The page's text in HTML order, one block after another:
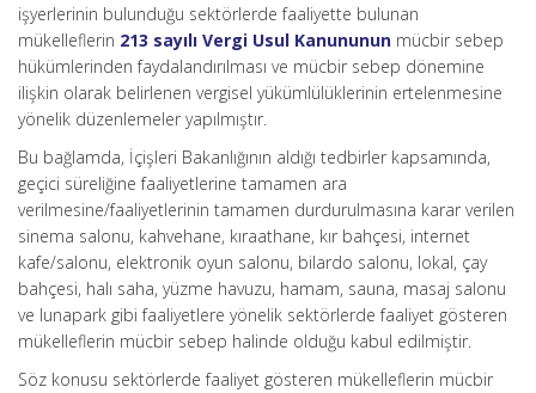
işyerlerinin bulunduğu sektörlerde faaliyette bulunan
mükelleflerin 213 sayılı Vergi Usul Kanununun mücbir sebep
hükümlerinden faydalandırılması ve mücbir sebep dönemine
ilişkin olarak belirlenen vergisel yükümlülüklerinin ertelenmesine
yönelik düzenlemeler yapılmıştır.
Bu bağlamda, İçişleri Bakanlığının aldığı tedbirler kapsamında,
geçici süreliğine faaliyetlerine tamamen ara
verilmesine/faaliyetlerinin tamamen durdurulmasına karar verilen
sinema salonu, kahvehane, kıraathane, kır bahçesi, internet
kafe/salonu, elektronik oyun salonu, bilardo salonu, lokal, çay
bahçesi, halı saha, yüzme havuzu, hamam, sauna, masaj salonu
ve lunapark gibi faaliyetlere yönelik sektörlerde faaliyet gösteren
mükelleflerin mücbir sebep halinde olduğu kabul edilmiştir.
Söz konusu sektörlerde faaliyet gösteren mükelleflerin mücbir